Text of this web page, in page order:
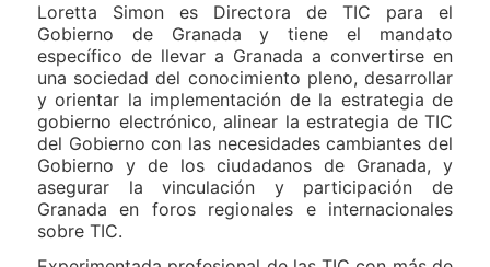
Loretta Simon es Directora de TIC para el
Gobierno de Granada y tiene el mandato
específico de llevar a Granada a convertirse en
una sociedad del conocimiento pleno, desarrollar
y orientar la implementación de la estrategia de
gobierno electrónico, alinear la estrategia de TIC
del Gobierno con las necesidades cambiantes del
Gobierno y de los ciudadanos de Granada, y
asegurar la vinculación y participación de
Granada en foros regionales e internacionales
sobre TIC.